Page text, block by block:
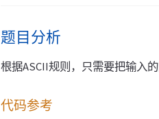
题目分析
根据ASCII规则，只需要把输入的
代码参考